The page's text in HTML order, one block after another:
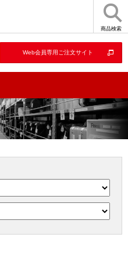
商品検索
Web会員専用ご注文サイト